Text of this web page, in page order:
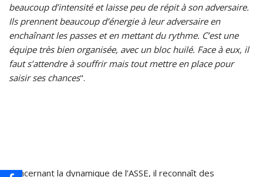
beaucoup d’intensité et laisse peu de répit à son adversaire.
Ils prennent beaucoup d’énergie à leur adversaire en
enchaînant les passes et en mettant du rythme. C’est une
équipe très bien organisée, avec un bloc huilé. Face à eux, il
faut s’attendre à souffrir mais tout mettre en place pour
saisir ses chances".
Concernant la dynamique de l’ASSE, il reconnaît des